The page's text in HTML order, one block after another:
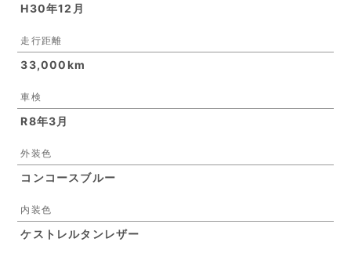
H30年12月
走行距離
33,000km
車検
R8年3月
外装色
コンコースブルー
内装色
ケストレルタンレザー